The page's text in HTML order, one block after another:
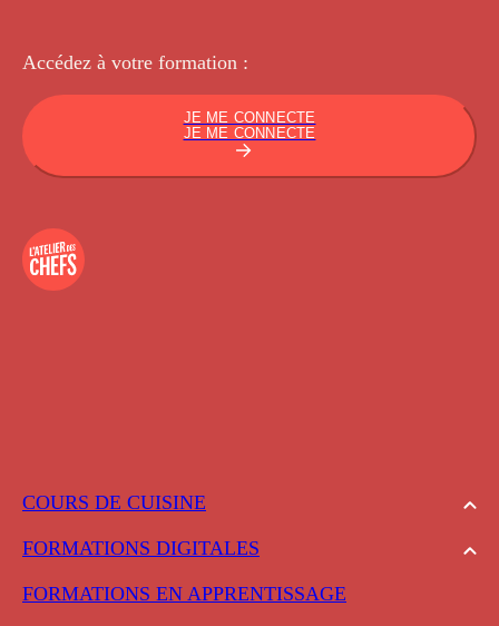
COURS DE CUISINE
FORMATIONS DIGITALES
FORMATIONS EN APPRENTISSAGE
Accédez à votre formation :
JE ME CONNECTE
JE ME CONNECTE